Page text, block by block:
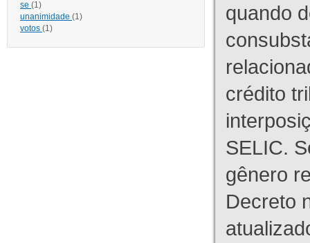
se (1)
unanimidade (1)
votos (1)
quando
crédito
SELIC.
gênero
Decreto